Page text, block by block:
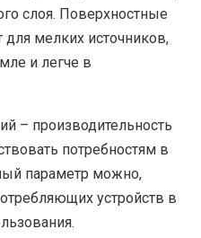
слоя. Поверхностные
мелких источников,
и легче в
– производительность
потребностям в
параметр можно,
устройств в